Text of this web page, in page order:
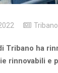
Tribano
Tribano ha
rinnovabili e